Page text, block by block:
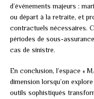
d’événements majeurs :
ou départ à la retraite, et
contractuels nécessaires.
périodes de sous-
cas de sinistre.
En conclusion, l’espace «
dimension lorsqu’on
outils sophistiqués